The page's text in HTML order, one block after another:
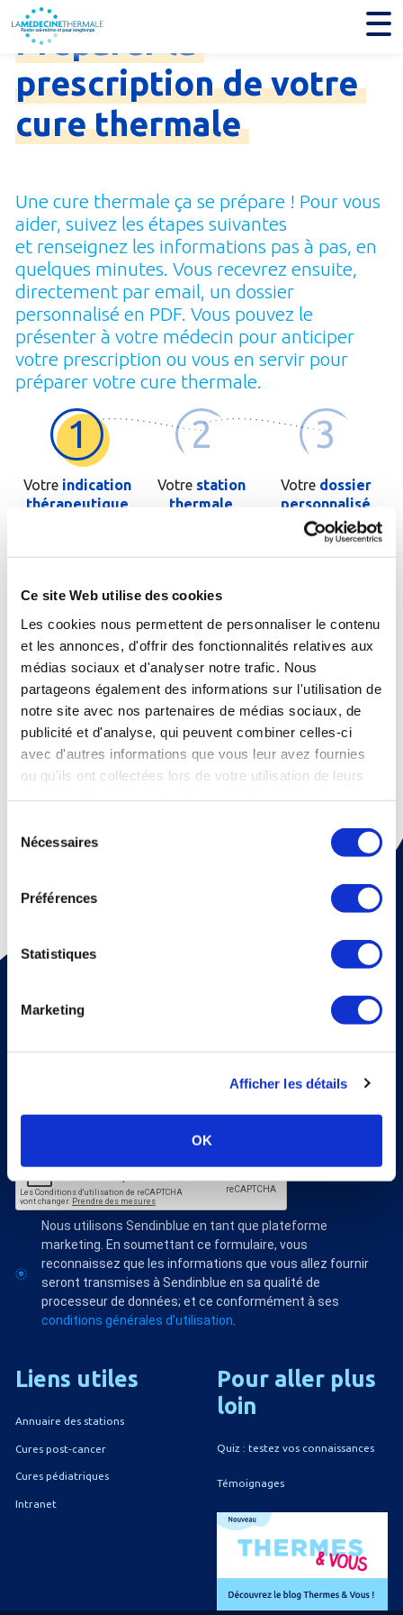
Ce site Web utilise des cookies
Les cookies nous permettent de personnaliser le contenu
et les annonces, d'offrir des fonctionnalités relatives aux
médias sociaux et d'analyser notre trafic. Nous
partageons également des informations sur l'utilisation de
notre site avec nos partenaires de médias sociaux, de
publicité et d'analyse, qui peuvent combiner celles-ci
avec d'autres informations que vous leur avez fournies
ou qu'ils ont collectées lors de votre utilisation de leurs
Nécessaires
Préférences
Statistiques
Marketing
Afficher les détails
OK
Préparer
prescriptiondevotre
curethermale
Une cure thermale ça se prépare ! Pour vous
aider, suivez les étapes suivantes
et renseignez les informations pas à pas, en
quelques minutes. Vous recevrez ensuite,
directement par email, un dossier
personnalisé en PDF. Vous pouvez le
présenter à votre médecin pour anticiper
votre prescription ou vous en servir pour
préparer votre cure thermale.
1
Votre indication
thérapeutique
2
Votre station
thermale
3
Votre dossier
personnalisé
Saisissez les premières lettres de votre pathologie ou de
Cochez cette case si le patient est un enfant
Passer à l'étape suivante
Pour recevoir une fois par mois un mail d'information sur
J'accepte de recevoir vos e-mails et confirme
avoir pris connaissance de votre politique de
Nous utilisons Sendinblue en tant que plateforme
marketing. En soumettant ce formulaire, vous
reconnaissez que les informations que vous allez fournir
seront transmises à Sendinblue en sa qualité de
processeur de données; et ce conformément à ses
conditions générales d'utilisation
Liens utiles
Annuaire des stations
Cures post-cancer
Cures pédiatriques
Intranet
Pour aller plus
loin
Quiz : testez vos connaissances
Témoignages